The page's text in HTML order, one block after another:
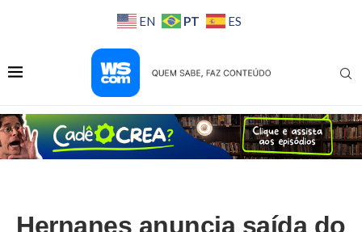
EN PT ES
Hernanes anuncia saída do